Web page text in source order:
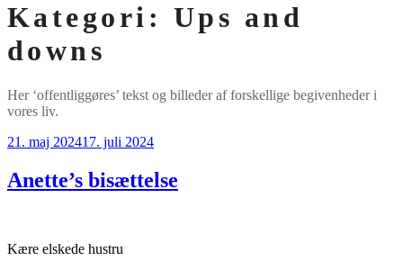
Kategori: Ups and
downs
Her ‘offentliggøres’ tekst og billeder af forskellige begivenheder i
vores liv.
Udgivet
21. maj 202417. juli 2024
Anette’s bisættelse
Kære elskede hustru